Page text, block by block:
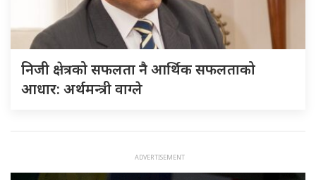
निजी क्षेत्रको सफलता नै आर्थिक सफलताको
आधार: अर्थमन्त्री वाग्ले